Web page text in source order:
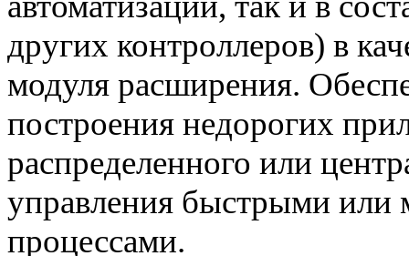
других контроллеров) в
модуля расширения.
построения недорогих
распределенного или
управления быстрыми или
процессами.